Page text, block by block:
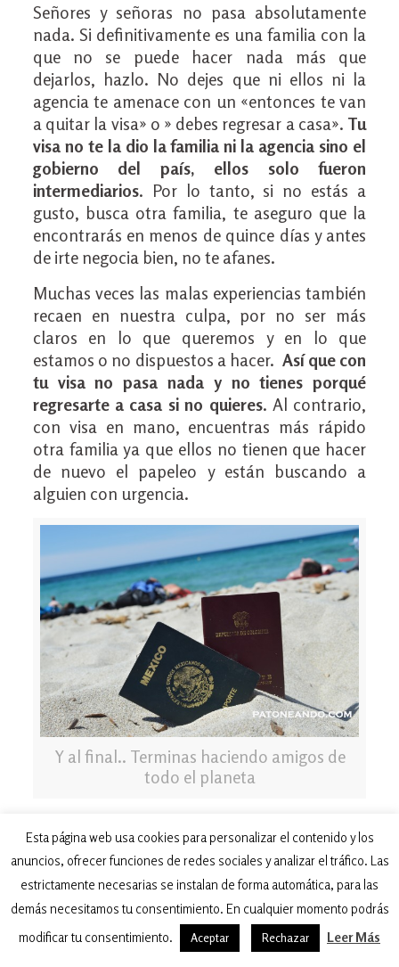
Señores y señoras no pasa absolutamente
nada. Si definitivamente es una familia con la
que no se puede hacer nada más que
dejarlos, hazlo. No dejes que ni ellos ni la
agencia te amenace con un «entonces te van
a quitar la visa» o » debes regresar a casa». Tu
visa no te la dio la familia ni la agencia sino el
gobierno del país, ellos solo fueron
intermediarios. Por lo tanto, si no estás a
gusto, busca otra familia, te aseguro que la
encontrarás en menos de quince días y antes
de irte negocia bien, no te afanes.
Muchas veces las malas experiencias también
recaen en nuestra culpa, por no ser más
claros en lo que queremos y en lo que
estamos o no dispuestos a hacer. Así que con
tu visa no pasa nada y no tienes porqué
regresarte a casa si no quieres. Al contrario,
con visa en mano, encuentras más rápido
otra familia ya que ellos no tienen que hacer
de nuevo el papeleo y están buscando a
alguien con urgencia.
Y al final.. Terminas haciendo amigos de
todo el planeta
¿RECOMIENDAS LA
EXPERIENCIA?
Rotundamente sí. A pesar de que he sabido
de malas experiencias e incluso de haber
ayudado a Au pairs a encontrar nuevas
familias, han sido muchas las experiencias
Esta página web usa cookies para personalizar el contenido y los
anuncios, ofrecer funciones de redes sociales y analizar el tráfico. Las
estrictamente necesarias se instalan de forma automática, para las
demás necesitamos tu consentimiento. En cualquier momento podrás
modificar tu consentimiento.
Aceptar Rechazar Leer Más